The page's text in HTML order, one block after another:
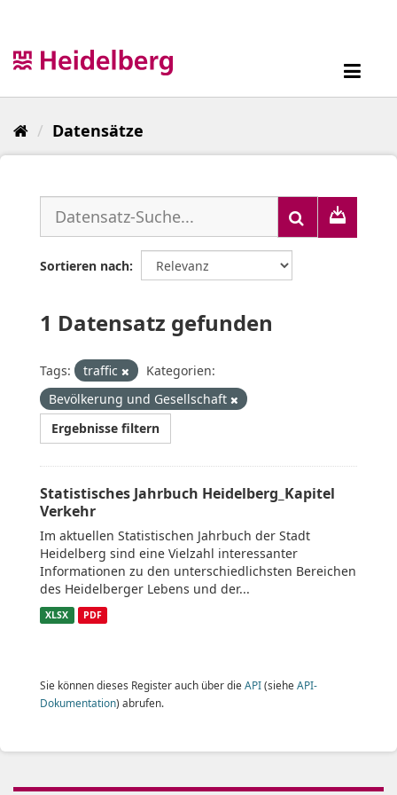
Datensätze
Sortieren nach
1 Datensatz gefunden
Tags: traffic
Kategorien:
Bevölkerung und Gesellschaft
Ergebnisse filtern
Statistisches Jahrbuch Heidelberg_Kapitel
Verkehr
Im aktuellen Statistischen Jahrbuch der Stadt
Heidelberg sind eine Vielzahl interessanter
Informationen zu den unterschiedlichsten Bereichen
des Heidelberger Lebens und der...
XLSX PDF
Sie können dieses Register auch über die API(siehe API-
Dokumentation) abrufen.